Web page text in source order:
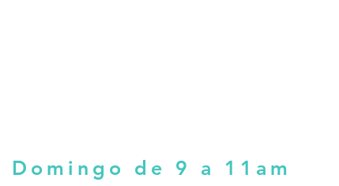
Domingo de 9 a 11am